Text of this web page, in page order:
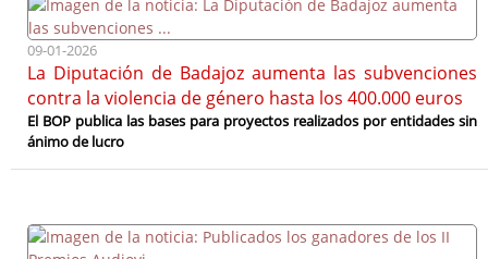
09-01-2026
La Diputación de Badajoz aumenta las subvenciones
contra la violencia de género hasta los 400.000 euros
El BOP publica las bases para proyectos realizados por entidades sin
ánimo de lucro